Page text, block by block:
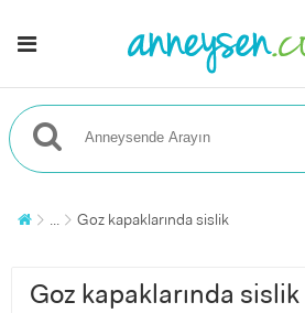
... Goz kapaklarında sislik
Goz kapaklarında sislik